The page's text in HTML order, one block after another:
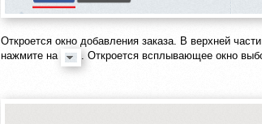
Откроется окно добавления заказа. В верхней
нажмите на
. Откроется всплывающее окно